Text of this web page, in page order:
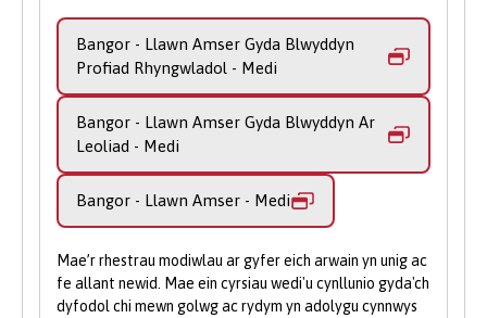
gennych gwestiynau neu fod angen
Derbyniadau cyfeillgar ar gael i’ch
helpu.
Gwnewch Gais Ar-lein: Cyflwynwch
eich cais trwy ein porth ar-lein gan na
astudio'n rhan amser.
arbenigol o wyddor môr. Byddwch hefyd yn
ymgymryd â phroject ymchwil unigol yn y
drydedd flwyddyn, sy'n eich galluogi i
ymchwilio i bwnc morol o'ch dewis, dan
arweiniad ein staff academaidd profiadol.
Mae'r profiad ymchwil hwn yn hanfodol i
ddatblygu'r sgiliau sydd eu hangen arnoch i
ymgymryd â’r astudiaeth uwch sy'n dilyn.
Byddwch yn cael cyfle i wirioneddol
rhagori yn ystod pedwaredd flwyddyn y
rhaglen MSci. Byddwch yn ymgymryd â
Bangor - Llawn Amser Gyda Blwyddyn
Profiad Rhyngwladol - Medi
Bangor - Llawn Amser Gyda Blwyddyn Ar
Leoliad - Medi
Bangor - Llawn Amser - Medi
Mae’r rhestrau modiwlau ar gyfer eich arwain yn unig ac
fe allant newid. Mae ein cyrsiau wedi'u cynllunio gyda'ch
dyfodol chi mewn golwg ac rydym yn adolygu cynnwys